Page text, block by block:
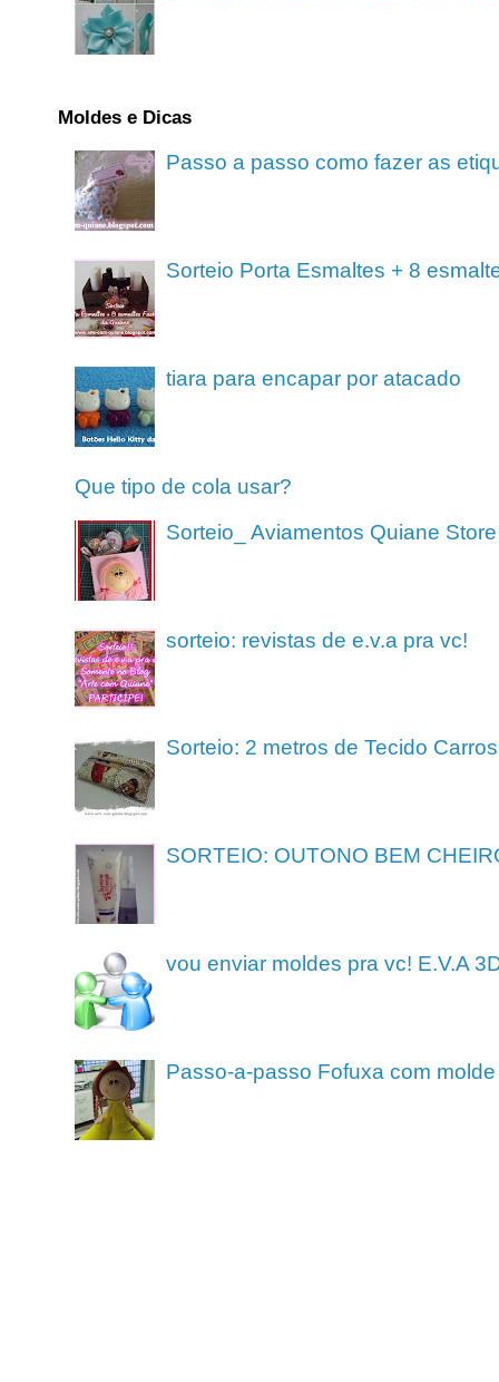
Moldes e Dicas
Passo a passo como fazer as
Sorteio Porta Esmaltes + 8
tiara para encapar por atacado
Que tipo de cola usar?
Sorteio_ Aviamentos Quiane Store
sorteio: revistas de e.v.a pra vc!
Sorteio: 2 metros de Tecido Carros
SORTEIO: OUTONO BEM
vou enviar moldes pra vc! E.V.A
Passo-a-passo Fofuxa com molde